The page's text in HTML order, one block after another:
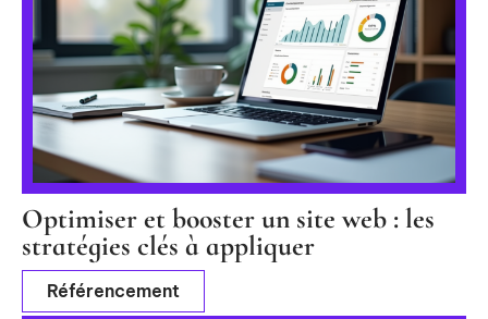
Optimiser et booster un site web : les
stratégies clés à appliquer
Référencement